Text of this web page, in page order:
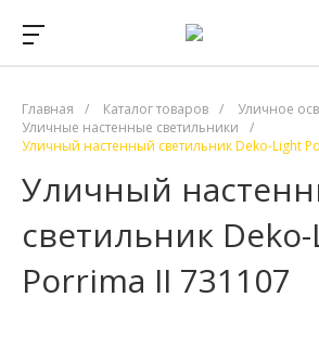
Главная / Каталог товаров / Уличное
Уличные настенные светильники
/
Уличный настенный светильник Deko-Light
Уличный
светильник
Porrima II 731107